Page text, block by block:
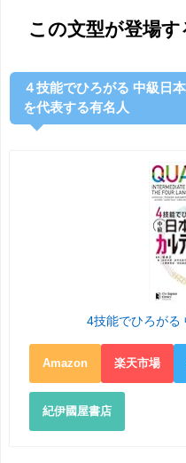
この文型が登場す
４技能でひろがる 中級日
を代表する有名人
4技能でひろがる
Amazon 楽天市場
紀伊國屋書店